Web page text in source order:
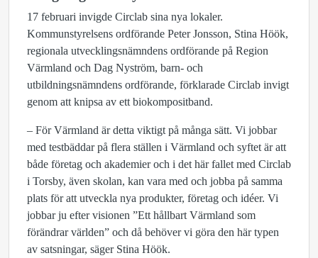
17 februari invigde Circlab sina nya lokaler.
Kommunstyrelsens ordförande Peter Jonsson, Stina Höök,
regionala utvecklingsnämndens ordförande på Region
Värmland och Dag Nyström, barn- och
utbildningsnämndens ordförande, förklarade Circlab invigt
genom att knipsa av ett biokompositband.
– För Värmland är detta viktigt på många sätt. Vi jobbar
med testbäddar på flera ställen i Värmland och syftet är att
både företag och akademier och i det här fallet med Circlab
i Torsby, även skolan, kan vara med och jobba på samma
plats för att utveckla nya produkter, företag och idéer. Vi
jobbar ju efter visionen ”Ett hållbart Värmland som
förändrar världen” och då behöver vi göra den här typen
av satsningar, säger Stina Höök.